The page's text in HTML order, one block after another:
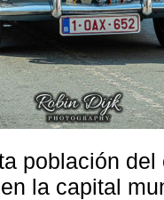
población
la capital